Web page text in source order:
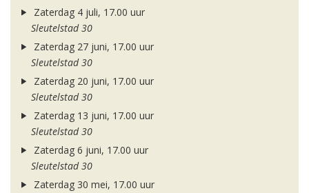
Zaterdag 4 juli, 17.00 uur
Sleutelstad 30
Zaterdag 27 juni, 17.00 uur
Sleutelstad 30
Zaterdag 20 juni, 17.00 uur
Sleutelstad 30
Zaterdag 13 juni, 17.00 uur
Sleutelstad 30
Zaterdag 6 juni, 17.00 uur
Sleutelstad 30
Zaterdag 30 mei, 17.00 uur